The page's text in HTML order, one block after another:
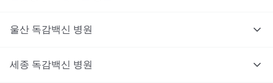
울산 독감백신 병원
세종 독감백신 병원